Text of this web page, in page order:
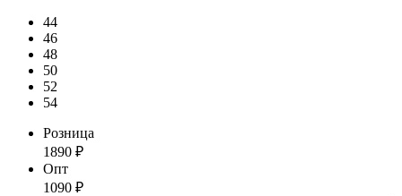
44
46
48
50
52
54
Розница
1890 ₽
Опт
1090 ₽